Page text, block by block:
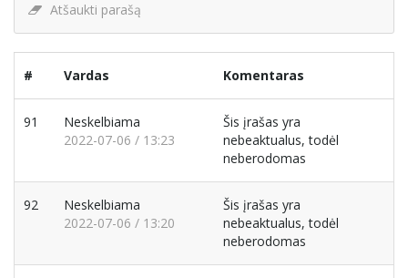
Atšaukti parašą
# Vardas Komentaras
91
Neskelbiama
2022-07-06 / 13:23
Šis įrašas yra
nebeaktualus, todėl
neberodomas
92
Neskelbiama
2022-07-06 / 13:20
Šis įrašas yra
nebeaktualus, todėl
neberodomas